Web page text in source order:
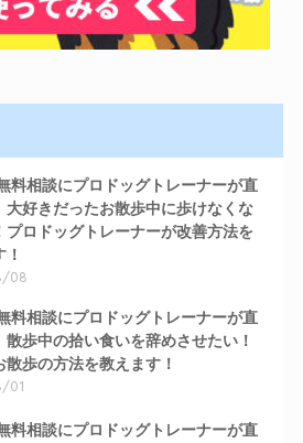
料相談にプロドッグトレーナーが直
大好きだったお散歩中に歩けなくな
プロドッグトレーナーが改善方法を
08
料相談にプロドッグトレーナーが直
散歩中の拾い食いを辞めさせたい！
散歩の方法を教えます！
01
料相談にプロドッグトレーナーが直